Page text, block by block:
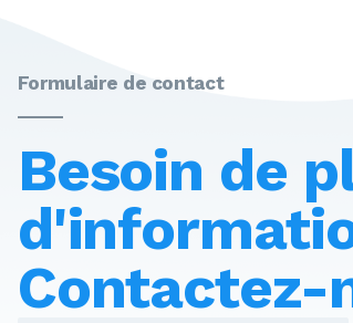
Formulaire de contact
Besoin de
Contactez-